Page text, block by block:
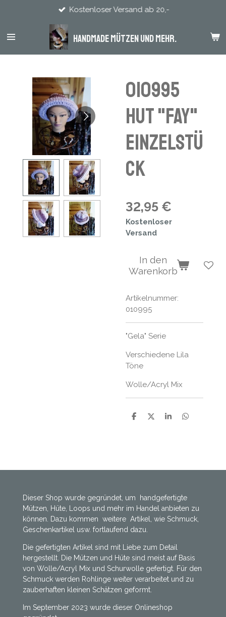
springen
Handmade Mützen und mehr.
Kostenloser Versand ab 20,-
010995
Hut "Fay"
Einzelstü
ck
32,95 €
Kostenloser
Versand
In den
Warenkorb
Artikelnummer:
010995
"Gela" Serie
Verschiedene Lila
Töne
Wolle/Acryl Mix
T
T
T
T
Dieser Shop wurde gegründet, um handgefertigte
Mützen, Hüte, Loops und mehr im Handel anbieten zu
können. Dazu kommen weitere Artikel, wie Schmuck,
Geschenkartikel usw. fortlaufend dazu.
Die gefertigten Artikel sind mit Liebe zum Detail
hergestellt. Die Mützen und Hüte sind meist auf Basis
von Wolle/Acryl Mix und Schurwolle gefertigt. Für den
Schmuck werden Rohlinge weiter verarbeitet und zu
zauberhaften kleinen Schätzen geformt.
Im September 2023 wurde dieser Onlineshop